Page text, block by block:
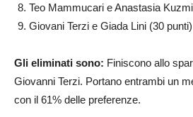
Teo Mammucari e Anastasia
Giovani Terzi e Giada Lini (30 punti)
Gli eliminati sono: Finiscono allo
Giovanni Terzi. Portano entrambi un
con il 61% delle preferenze.